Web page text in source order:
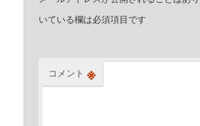
いている欄は必須項目です
コメント ※